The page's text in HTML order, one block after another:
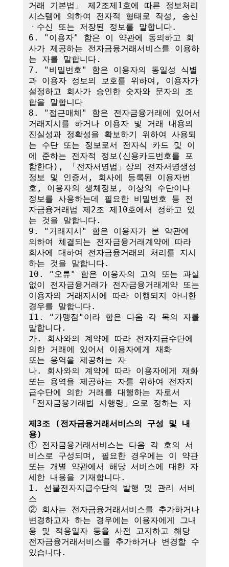
거래 기본법」 제2조제1호에 따른 정보처리
시스템에 의하여 전자적 형태로 작성, 송신
ㆍ수신 또는 저장된 정보를 말합니다.
6. "이용자" 함은 이 약관에 동의하고 회
사가 제공하는 전자금융거래서비스를 이용하
는 자를 말합니다.
7. "비밀번호" 함은 이용자의 동일성 식별
과 이용자 정보의 보호를 위하여, 이용자가
설정하고 회사가 승인한 숫자와 문자의 조
합을 말합니다
8. "접근매체" 함은 전자금융거래에 있어서
거래지시를 하거나 이용자 및 거래 내용의
진실성과 정확성을 확보하기 위하여 사용되
는 수단 또는 정보로서 전자식 카드 및 이
에 준하는 전자적 정보(신용카드번호를 포
함한다), 「전자서명법」상의 전자서명생성
정보 및 인증서, 회사에 등록된 이용자번
호, 이용자의 생체정보, 이상의 수단이나
정보를 사용하는데 필요한 비밀번호 등 전
자금융거래법 제2조 제10호에서 정하고 있
는 것을 말합니다.
9. "거래지시" 함은 이용자가 본 약관에
의하여 체결되는 전자금융거래계약에 따라
회사에 대하여 전자금융거래의 처리를 지시
하는 것을 말합니다.
10. "오류" 함은 이용자의 고의 또는 과실
없이 전자금융거래가 전자금융거래계약 또는
이용자의 거래지시에 따라 이행되지 아니한
경우를 말합니다.
11. "가맹점"이라 함은 다음 각 목의 자를
말합니다.
가. 회사와의 계약에 따라 전자지급수단에
의한 거래에 있어서 이용자에게 재화
또는 용역을 제공하는 자
나. 회사와의 계약에 따라 이용자에게 재화
또는 용역을 제공하는 자를 위하여 전자지
급수단에 의한 거래를 대행하는 자로서
「전자금융거래법 시행령」으로 정하는 자
제3조 (전자금융거래서비스의 구성 및 내
용)
① 전자금융거래서비스는 다음 각 호의 서
비스로 구성되며, 필요한 경우에는 이 약관
또는 개별 약관에서 해당 서비스에 대한 자
세한 내용을 기재합니다.
1. 선불전자지급수단의 발행 및 관리 서비
스
② 회사는 전자금융거래서비스를 추가하거나
변경하고자 하는 경우에는 이용자에게 그내
용 및 적용일자 등을 사전 고지하고 해당
전자금융거래서비스를 추가하거나 변경할 수
있습니다.